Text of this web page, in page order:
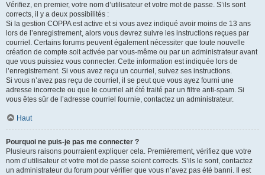
Vérifiez, en premier, votre nom d’utilisateur et votre mot de passe. S’ils sont
corrects, il y a deux possibilités :
Si la gestion COPPA est active et si vous avez indiqué avoir moins de 13 ans
lors de l’enregistrement, alors vous devrez suivre les instructions reçues par
courriel. Certains forums peuvent également nécessiter que toute nouvelle
création de compte soit activée par vous-même ou par un administrateur avant
que vous puissiez vous connecter. Cette information est indiquée lors de
l’enregistrement. Si vous avez reçu un courriel, suivez ses instructions.
Si vous n’avez pas reçu de courriel, il se peut que vous ayez fourni une
adresse incorrecte ou que le courriel ait été traité par un filtre anti-spam. Si
vous êtes sûr de l’adresse courriel fournie, contactez un administrateur.
Haut
Pourquoi ne puis-je pas me connecter ?
Plusieurs raisons pourraient expliquer cela. Premièrement, vérifiez que votre
nom d’utilisateur et votre mot de passe soient corrects. S’ils le sont, contactez
un administrateur du forum pour vérifier que vous n’avez pas été banni. Il est